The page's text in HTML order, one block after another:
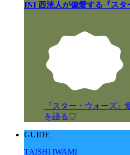
INI 西洸人が偏愛する『スタ
『スター・ウォーズ』
を語る♡
GUIDE
TAISHI IWAMI